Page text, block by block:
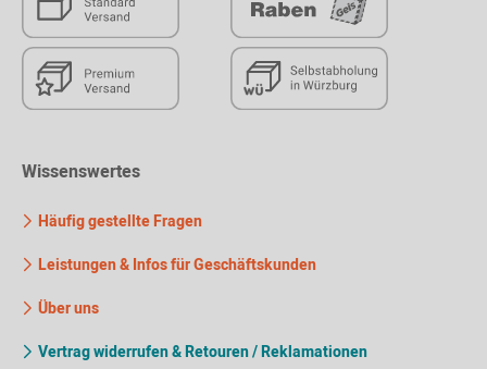
Wissenswertes
Häufig gestellte Fragen
Leistungen & Infos für Geschäftskunden
Über uns
Vertrag widerrufen & Retouren / Reklamationen